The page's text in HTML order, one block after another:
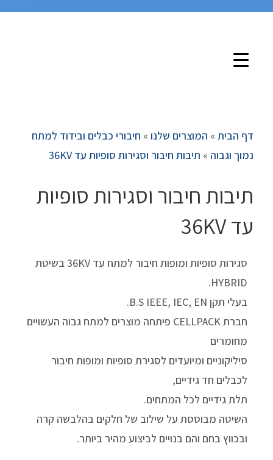
דף הבית » המוצרים שלנו » חיבורי כבלים ובידוד למתח
נמוך וגבוה » תיבות חיבור וסגירות סופיות עד 36KV
תיבות חיבור וסגירות סופיות
עד 36KV
סגירות סופיות ומופות חיבור למתח עד 36KV בשיטת
HYBRID.
בעלי תקן B.S IEEE, IEC, EN.
חברת CELLPACK פיתחה מוצרים למתח גבוה העשויים
מחומרים
סיליקוניים ומיועדים לסגירת סופיות ומופות חיבור
לכבלים חד גידיים,
תלת גידיים לכל המתחים.
השיטה מבוססת על שילוב של חלקים בהלבשה קרה
ובכווץ בחם והם בנויים לביצוע מהיר ביותר.